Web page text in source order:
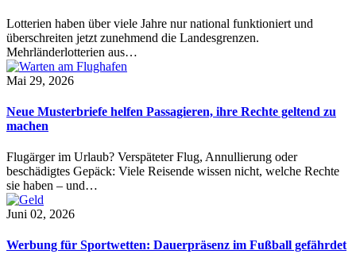
Lotterien haben über viele Jahre nur national funktioniert und
überschreiten jetzt zunehmend die Landesgrenzen.
Mehrländerlotterien aus…
Mai 29, 2026
Neue Musterbriefe helfen Passagieren, ihre Rechte geltend zu
machen
Flugärger im Urlaub? Verspäteter Flug, Annullierung oder
beschädigtes Gepäck: Viele Reisende wissen nicht, welche Rechte
sie haben – und…
Juni 02, 2026
Werbung für Sportwetten: Dauerpräsenz im Fußball gefährdet